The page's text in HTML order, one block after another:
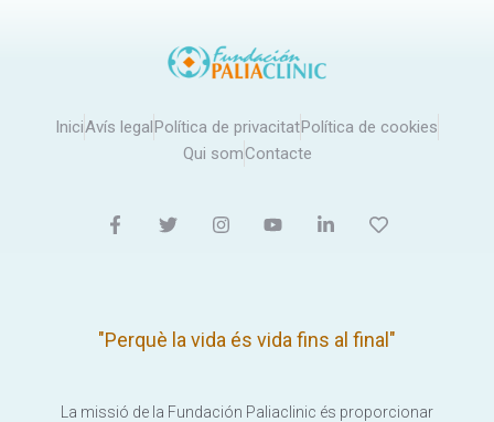
IniciAvís legalPolítica de privacitatPolítica de cookies
Qui somContacte
"Perquè la vida és vida fins al final"
La missió de la Fundación Paliaclinic és proporcionar